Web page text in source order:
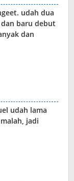
udah dua
baru debut
dan
udah lama
jadi